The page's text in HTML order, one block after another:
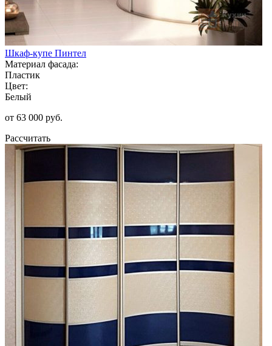
Шкаф-купе Пинтел
Материал фасада:
Пластик
Цвет:
Белый
от 63 000 руб.
Рассчитать